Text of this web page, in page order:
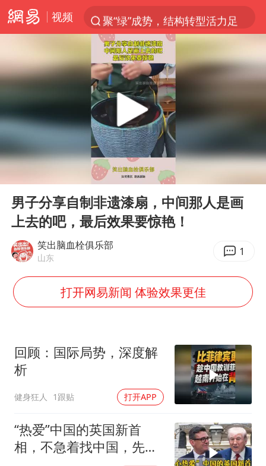
视频
聚“绿”成势，结构转型活力足
印度暴发金迪普拉病毒
41岁女子为鼓励女儿考上985研究生
24小时不关空调 电费反而更低？
“事业单位招聘不是人情买卖”
杭州一小区17楼玻璃幕墙爆裂
闪电劈中电线炸出一条火花
李亚鹏向地铁吐血女孩捐99999元
新华社权威快报|我国编制完成新版全月地质图
曝张一鸣下死命令：不依赖AI蒸馏技术
中国经济展现强大韧性和活力
Play
男子分享自制非遗漆扇，中间那人是画
上去的吧，最后效果要惊艳！
笑出脑血栓俱乐部
山东 1
打开网易新闻 体验效果更佳
回顾：国际局势，深度解
析
健身狂人 1跟贴 打开APP
“热爱”中国的英国新首
相，不急着找中国，先给